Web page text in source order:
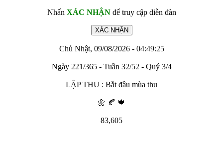
Nhấn XÁC NHẬNđể truy cập diễn đàn
Chủ Nhật, 09/08/2026 - 04:49:25
Ngày 221/365 - Tuần 32/52 - Quý 3/4
LẬP THU : Bắt đầu mùa thu
🌼 🍂 🍁
83,605